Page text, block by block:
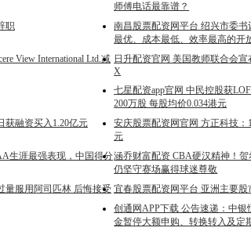
师傅电话最靠谱？
职
南昌股票配资网平台 绍兴市委
最优、成本最低、效率最高的开
View International Ltd.减 日升配资官网 美国教师联合会
X
七星配资app官网 中民控股获
200万股 每股均价0.034港元
获融资买入1.20亿元
安庆股票配资网官网 方正科技：
元
生涯最强表现，中国得分涵乔财富配资 CBA硬汉精神！
仍坚守赛场赢得球迷尊敬
量服用阿司匹林 后悔接受 宜春股票配资网平台 亚洲主要股
创通网APP下载 公告速递：中
金暂停大额申购、转换转入及定